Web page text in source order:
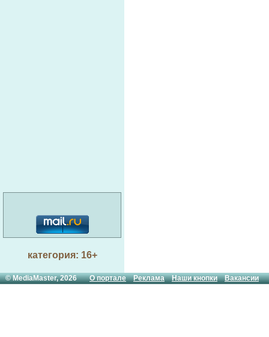
категория: 16+
© MediaMaster, 2026О портале Реклама Наши кнопки Вакансии